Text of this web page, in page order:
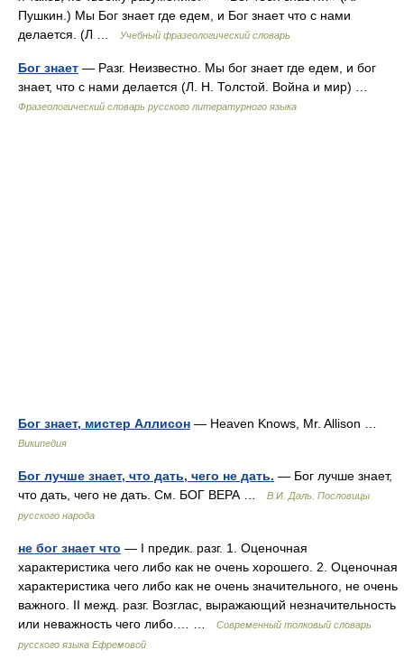
Пушкин.) Мы Бог знает где едем, и Бог знает что с нами
делается. (Л …
Учебный фразеологический словарь
Бог знает — Разг. Неизвестно. Мы бог знает где едем, и бог
знает, что с нами делается (Л. Н. Толстой. Война и мир) …
Фразеологический словарь русского литературного языка
Бог знает, мистер Аллисон — Heaven Knows, Mr. Allison …
Википедия
Бог лучше знает, что дать, чего не дать. — Бог лучше знает,
что дать, чего не дать. См. БОГ ВЕРА …
В.И. Даль. Пословицы
русского народа
не бог знает что — I предик. разг. 1. Оценочная
характеристика чего либо как не очень хорошего. 2. Оценочная
характеристика чего либо как не очень значительного, не очень
важного. II межд. разг. Возглас, выражающий незначительность
или неважность чего либо.… …
Современный толковый словарь
русского языка Ефремовой